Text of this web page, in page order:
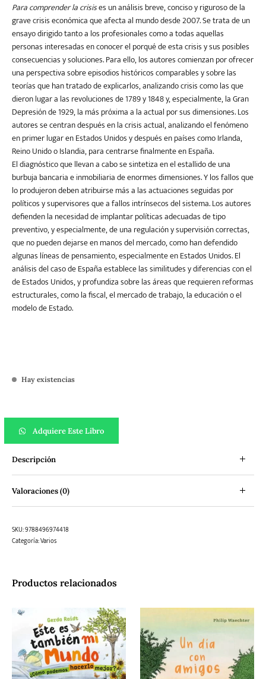
Para comprender la crisises un análisis breve, conciso y riguroso de la
grave crisis económica que afecta al mundo desde 2007. Se trata de un
ensayo dirigido tanto a los profesionales como a todas aquellas
personas interesadas en conocer el porqué de esta crisis y sus posibles
consecuencias y soluciones. Para ello, los autores comienzan por ofrecer
una perspectiva sobre episodios históricos comparables y sobre las
teorías que han tratado de explicarlos, analizando crisis como las que
dieron lugar a las revoluciones de 1789 y 1848 y, especialmente, la Gran
Depresión de 1929, la más próxima a la actual por sus dimensiones. Los
autores se centran después en la crisis actual, analizando el fenómeno
en primer lugar en Estados Unidos y después en países como Irlanda,
Reino Unido o Islandia, para centrarse finalmente en España.
El diagnóstico que llevan a cabo se sintetiza en el estallido de una
burbuja bancaria e inmobiliaria de enormes dimensiones. Y los fallos que
lo produjeron deben atribuirse más a las actuaciones seguidas por
políticos y supervisores que a fallos intrínsecos del sistema. Los autores
defienden la necesidad de implantar políticas adecuadas de tipo
preventivo, y especialmente, de una regulación y supervisión correctas,
que no pueden dejarse en manos del mercado, como han defendido
algunas líneas de pensamiento, especialmente en Estados Unidos. El
análisis del caso de España establece las similitudes y diferencias con el
de Estados Unidos, y profundiza sobre las áreas que requieren reformas
estructurales, como la fiscal, el mercado de trabajo, la educación o el
modelo de Estado.
Hay existencias
Adquiere Este Libro
Descripción
Valoraciones (0)
SKU:9788496974418
Categoría:Varios
Productos relacionados